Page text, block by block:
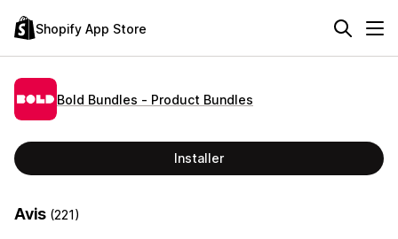
Shopify App Store
Bold Bundles ‑ Product Bundles
Installer
Avis (221)